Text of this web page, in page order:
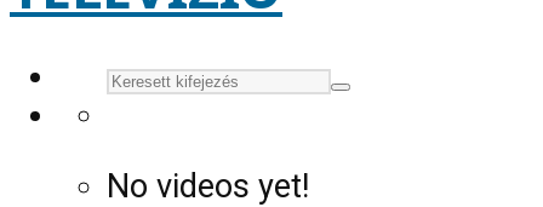
No videos yet!